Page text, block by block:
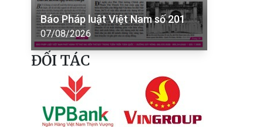
Báo Pháp luật Việt Nam số 201
07/08/2026
ĐỐI TÁC